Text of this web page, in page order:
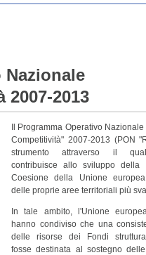
Nazionale
2007-2013
Il Programma Operativo Nazionale
Competitività" 2007-2013 (PON
strumento attraverso il
contribuisce allo sviluppo della
Coesione della Unione
delle proprie aree territoriali più
In tale ambito, l'Unione
hanno condiviso che una
delle risorse dei Fondi
fosse destinata al sostegno